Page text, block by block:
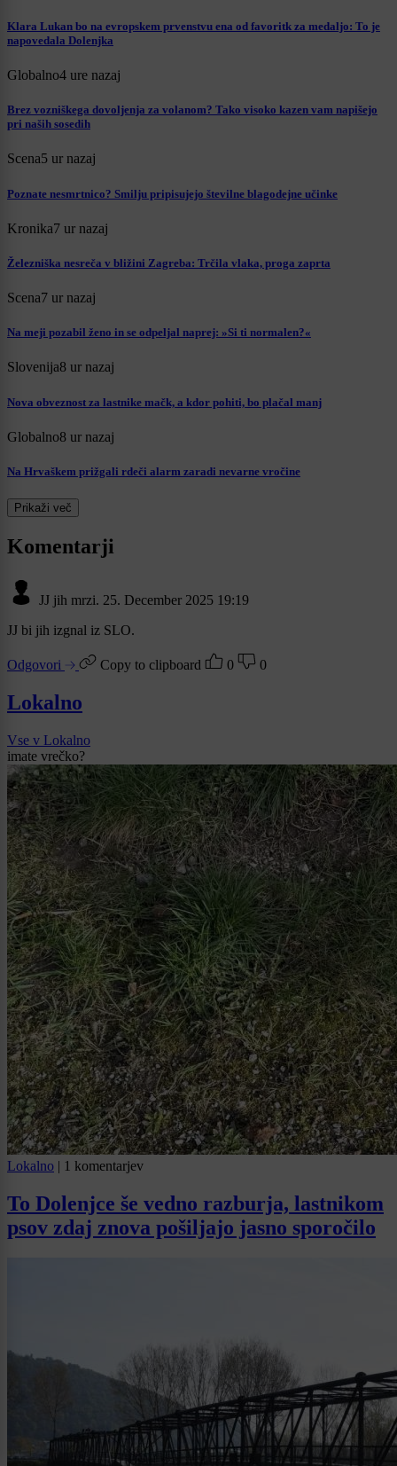
Klara Lukan bo na evropskem prvenstvu ena od favoritk za medaljo: To je
napovedala Dolenjka
Globalno4 ure nazaj
Brez vozniškega dovoljenja za volanom? Tako visoko kazen vam napišejo
pri naših sosedih
Scena5 ur nazaj
Poznate nesmrtnico? Smilju pripisujejo številne blagodejne učinke
Kronika7 ur nazaj
Železniška nesreča v bližini Zagreba: Trčila vlaka, proga zaprta
Scena7 ur nazaj
Na meji pozabil ženo in se odpeljal naprej: »Si ti normalen?«
Slovenija8 ur nazaj
Nova obveznost za lastnike mačk, a kdor pohiti, bo plačal manj
Globalno8 ur nazaj
Na Hrvaškem prižgali rdeči alarm zaradi nevarne vročine
Prikaži več
Komentarji
JJ jih mrzi. 25. December 2025 19:19
JJ bi jih izgnal iz SLO.
Odgovori Copy to clipboard 0 0
Lokalno
Vse v Lokalno
imate vrečko?
Lokalno | 1 komentarjev
To Dolenjce še vedno razburja, lastnikom
psov zdaj znova pošiljajo jasno sporočilo